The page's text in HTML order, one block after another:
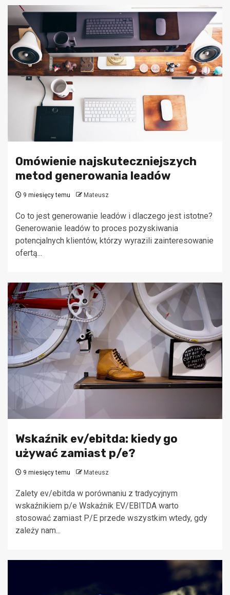
Omówienie najskuteczniejszych
metod generowania leadów
9 miesięcy temu Mateusz
Co to jest generowanie leadów i dlaczego jest istotne?
Generowanie leadów to proces pozyskiwania
potencjalnych klientów, którzy wyrazili zainteresowanie
ofertą...
Wskaźnik ev/ebitda: kiedy go
używać zamiast p/e?
9 miesięcy temu Mateusz
Zalety ev/ebitda w porównaniu z tradycyjnym
wskaźnikiem p/e Wskaźnik EV/EBITDA warto
stosować zamiast P/E przede wszystkim wtedy, gdy
zależy nam...